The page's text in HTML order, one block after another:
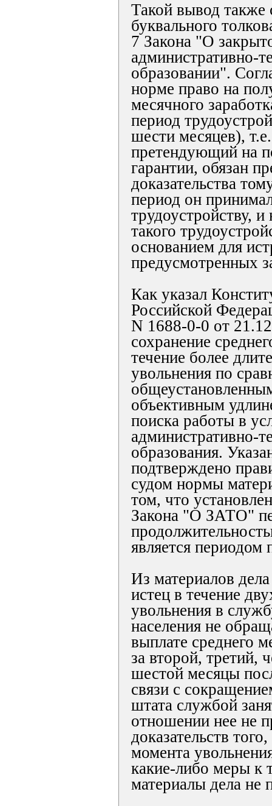
Такой вывод также
буквального
7 Закона "О
административно-
образовании".
норме право на
месячного
период
шести месяцев),
претендующий на
гарантии, обязан
доказательства
период он
трудоустройству,
такого
основанием для
предусмотренных
Как указал
Российской
N 1688-0-0 от
сохранение
течение более
увольнения по
объективным
поиска работы в
административно-
образования.
подтверждено
судом нормы
том, что
Закона "О ЗАТО"
является периодом
Из материалов
истец в течение
увольнения в
населения не
выплате среднего
за второй, третий,
шестой месяцы
связи с
штата службой
отношении нее не
доказательств
момента
какие-либо меры к
материалы дела не